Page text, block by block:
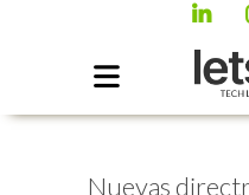
Nuevas